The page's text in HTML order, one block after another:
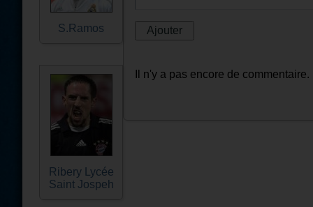
S.Ramos
Ribery Lycée
Saint Jospeh
Il n'y a pas encore de commentaire.